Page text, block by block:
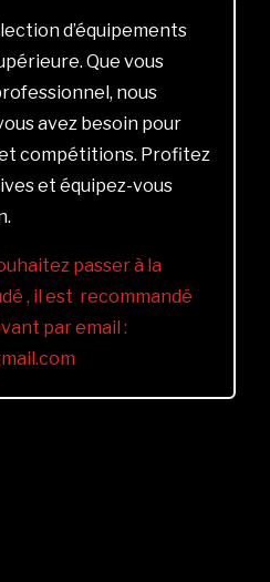
d’équipements
Que vous
nous
avez besoin pour
compétitions. Profitez
et équipez-vous
passer à la
, il est recommandé
par email :